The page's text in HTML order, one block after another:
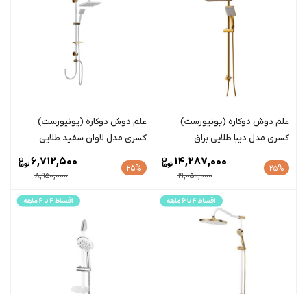
علم دوش دوکاره (یونیورست)
کسری مدل دیبا طلایی براق
25%
19,050,000
14,287,000
علم دوش دوکاره (یونیورست)
کسری مدل لاوان سفید طلایی
25%
8,950,000
6,712,500